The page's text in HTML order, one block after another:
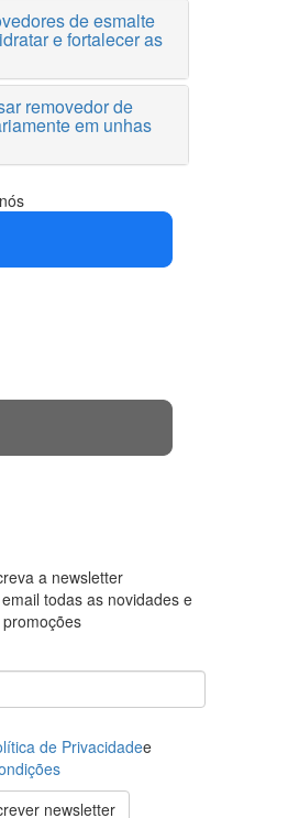
de esmalte
e fortalecer as
removedor de
em unhas
a newsletter
todas as novidades e
promoções
de Privacidadee
newsletter